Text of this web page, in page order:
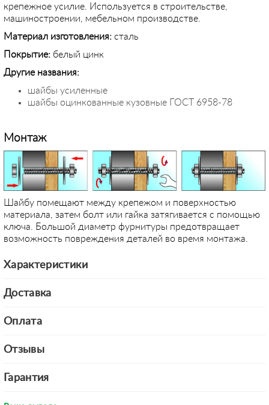
крепежное усилие. Используется в строительстве,
машиностроении, мебельном производстве.
Материал изготовления: сталь
Покрытие: белый цинк
Другие названия:
шайбы усиленные
шайбы оцинкованные кузовные ГОСТ 6958-78
Монтаж
Шайбу помещают между крепежом и поверхностью
материала, затем болт или гайка затягивается с помощью
ключа. Большой диаметр фурнитуры предотвращает
возможность повреждения деталей во время монтажа.
Характеристики
Доставка
Оплата
Отзывы
Гарантия